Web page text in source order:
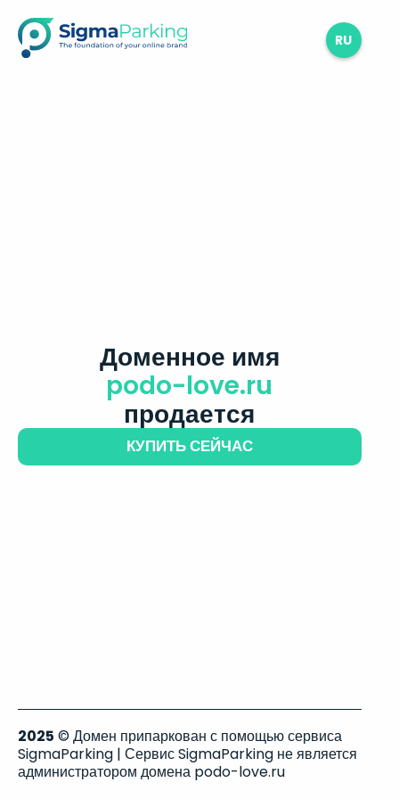
RU
Доменное имя
podo-love.ru
продается
КУПИТЬ СЕЙЧАС
2025 © Домен припаркован с помощью сервиса
SigmaParking | Сервис SigmaParking не является
администратором домена podo-love.ru